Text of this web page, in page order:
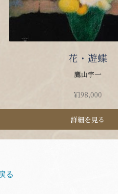
花・遊蝶
鷹山宇一
¥198,000
詳細を見る
る